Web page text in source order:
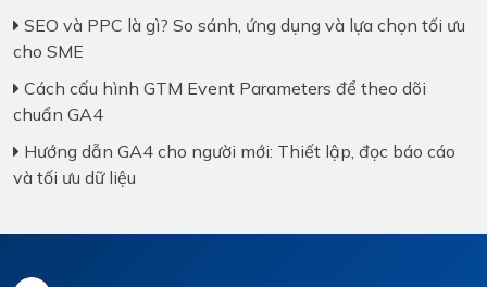
SEO và PPC là gì? So sánh, ứng dụng và lựa chọn tối ưu
cho SME
Cách cấu hình GTM Event Parameters để theo dõi
chuẩn GA4
Hướng dẫn GA4 cho người mới: Thiết lập, đọc báo cáo
và tối ưu dữ liệu